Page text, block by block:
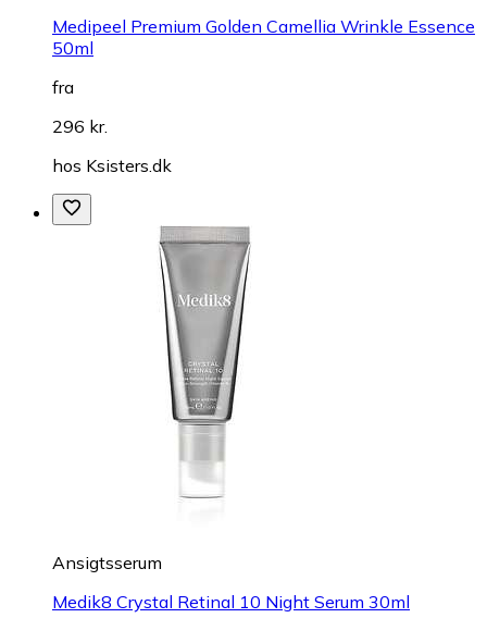
Medipeel Premium Golden Camellia Wrinkle Essence
50ml
fra
296 kr.
hos Ksisters.dk
Ansigtsserum
Medik8 Crystal Retinal 10 Night Serum 30ml